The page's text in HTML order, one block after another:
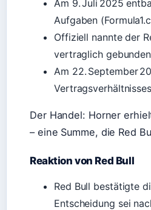
Am 9. Juli 2025
Aufgaben
Offiziell nannte der
vertraglich
Am 22. September
Der Handel: Horner
– eine Summe, die Red
Reaktion von Red Bull
Red Bull bestätigte
Entscheidung sei